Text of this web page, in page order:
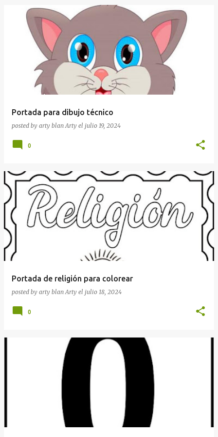
Portada para dibujo técnico
posted by arty blanArty el julio 19, 2024
0
Portada de religión para colorear
posted by arty blanArty el julio 18, 2024
0